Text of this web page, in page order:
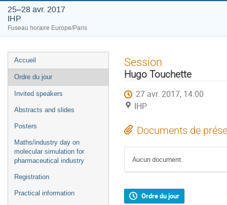
25–28 avr. 2017
IHP
Fuseau horaire Europe/Paris
Menu
de
l'événement
Accueil
Ordre du jour
Invited speakers
Abstracts and slides
Posters
Maths/industry day on
molecular simulation for
pharmaceutical industry
Registration
Practical information
Session
Hugo Touchette
27 avr. 2017, 14:00
IHP
Documents de
Aucun document.
Ordre du jour